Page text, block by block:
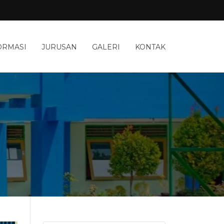
JURUSAN GALERI KONTAK